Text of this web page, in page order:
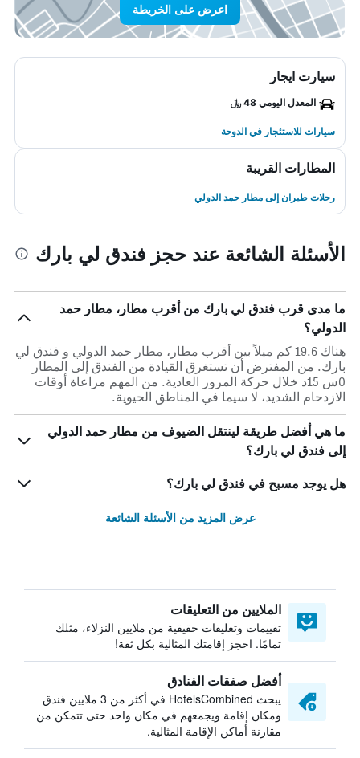
اعرض على الخريطة
سيارت ايجار
المعدل اليومي 48 ﷼
سيارات للاستئجار في الدوحة
المطارات القريبة
رحلات طيران إلى مطار حمد الدولي
الأسئلة الشائعة عند حجز فندق لي بارك
ما مدى قرب فندق لي بارك من أقرب مطار، مطار حمد
الدولي؟
هناك 19.6 كم ميلاً بين أقرب مطار، مطار حمد الدولي و فندق لي
بارك. من المفترض أن تستغرق القيادة من الفندق إلى المطار
0س 15د خلال حركة المرور العادية. من المهم مراعاة أوقات
الازدحام الشديد، لا سيما في المناطق الحيوية.
ما هي أفضل طريقة لينتقل الضيوف من مطار حمد الدولي
إلى فندق لي بارك؟
هل يوجد مسبح في فندق لي بارك؟
عرض المزيد من الأسئلة الشائعة
الملايين من التعليقات
تقييمات وتعليقات حقيقية من ملايين النزلاء، مثلك
تمامًا. احجز إقامتك المثالية بكل ثقة!
أفضل صفقات الفنادق
يبحث HotelsCombined في أكثر من 3 ملايين فندق
ومكان إقامة ويجمعهم في مكان واحد حتى تتمكن من
مقارنة أماكن الإقامة المثالية.